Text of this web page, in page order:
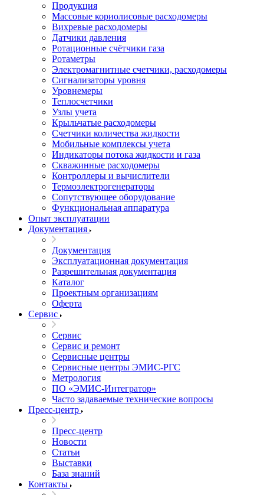
Продукция
Массовые кориолисовые расходомеры
Вихревые расходомеры
Датчики давления
Ротационные счётчики газа
Ротаметры
Электромагнитные счетчики, расходомеры
Сигнализаторы уровня
Уровнемеры
Теплосчетчики
Узлы учета
Крыльчатые расходомеры
Счетчики количества жидкости
Мобильные комплексы учета
Индикаторы потока жидкости и газа
Скважинные расходомеры
Контроллеры и вычислители
Термоэлектрогенераторы
Сопутствующее оборудование
Функциональная аппаратура
Опыт эксплуатации
Документация
Документация
Эксплуатационная документация
Разрешительная документация
Каталог
Проектным организациям
Оферта
Сервис
Сервис
Сервис и ремонт
Сервисные центры
Сервисные центры ЭМИС-РГС
Метрология
ПО «ЭМИС-Интегратор»
Часто задаваемые технические вопросы
Пресс-центр
Пресс-центр
Новости
Статьи
Выставки
База знаний
Контакты